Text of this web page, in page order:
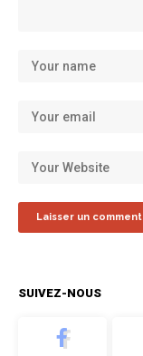
SUIVEZ-NOUS